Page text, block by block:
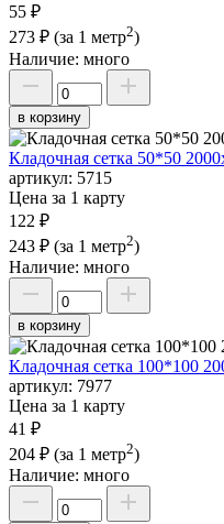
55 ₽
273 ₽ (за 1 метр2)
Наличие: много
в корзину
Кладочная сетка 50*50
артикул: 5715
Цена за 1 карту
122 ₽
243 ₽ (за 1 метр2)
Наличие: много
в корзину
Кладочная сетка 100*100
артикул: 7977
Цена за 1 карту
41 ₽
204 ₽ (за 1 метр2)
Наличие: много